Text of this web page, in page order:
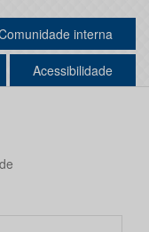
interna
Acessibilidade